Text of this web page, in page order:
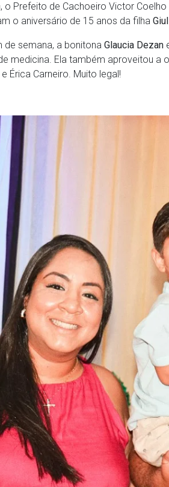
o Prefeito de Cachoeiro Victor
o aniversário de 15 anos da filha
de semana, a bonitona Glaucia Dezan
medicina. Ela também aproveitou a
Érica Carneiro. Muito legal!